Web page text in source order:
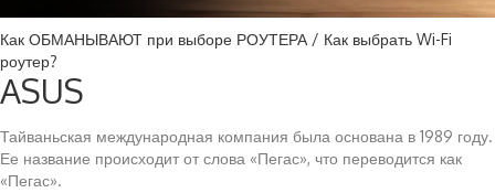
Как ОБМАНЫВАЮТ при выборе РОУТЕРА / Как выбрать Wi-Fi
роутер?
ASUS
Тайваньская международная компания была основана в 1989 году.
Ее название происходит от слова «Пегас», что переводится как
«Пегас».